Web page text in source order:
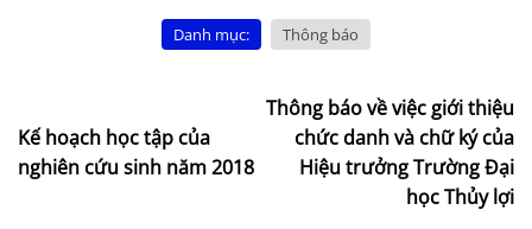
Danh mục: Thông báo
Kế hoạch học tập của
nghiên cứu sinh năm 2018
Thông báo về việc giới thiệu
chức danh và chữ ký của
Hiệu trưởng Trường Đại
học Thủy lợi